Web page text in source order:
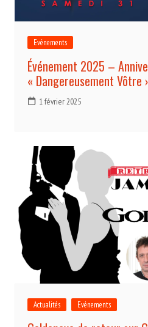
Evénements
Événement 2025 –
« Dangereusement Vôtre
1 février 2025
Actualités Evénements